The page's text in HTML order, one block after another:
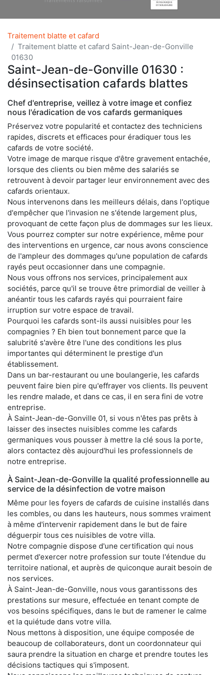
Traitement blatte et cafard
Traitement blatte et cafard Saint-Jean-de-Gonville
01630
Saint-Jean-de-Gonville 01630 :
désinsectisation cafards blattes
Chef d'entreprise, veillez à votre image et confiez
nous l'éradication de vos cafards germaniques
Préservez votre popularité et contactez des techniciens
rapides, discrets et efficaces pour éradiquer tous les
cafards de votre société.
Votre image de marque risque d'être gravement entachée,
lorsque des clients ou bien même des salariés se
retrouvent à devoir partager leur environnement avec des
cafards orientaux.
Nous intervenons dans les meilleurs délais, dans l'optique
d'empêcher que l'invasion ne s'étende largement plus,
provoquant de cette façon plus de dommages sur les lieux.
Vous pourrez compter sur notre expérience, même pour
des interventions en urgence, car nous avons conscience
de l'ampleur des dommages qu'une population de cafards
rayés peut occasionner dans une compagnie.
Nous vous offrons nos services, principalement aux
sociétés, parce qu'il se trouve être primordial de veiller à
anéantir tous les cafards rayés qui pourraient faire
irruption sur votre espace de travail.
Pourquoi les cafards sont-ils aussi nuisibles pour les
compagnies ? Eh bien tout bonnement parce que la
salubrité s'avère être l'une des conditions les plus
importantes qui déterminent le prestige d'un
établissement.
Dans un bar-restaurant ou une boulangerie, les cafards
peuvent faire bien pire qu'effrayer vos clients. Ils peuvent
les rendre malade, et dans ce cas, il en sera fini de votre
entreprise.
À Saint-Jean-de-Gonville 01, si vous n'êtes pas prêts à
laisser des insectes nuisibles comme les cafards
germaniques vous pousser à mettre la clé sous la porte,
alors contactez dès aujourd'hui les professionnels de
notre entreprise.
À Saint-Jean-de-Gonville la qualité professionnelle au
service de la désinfection de votre maison
Même pour les foyers de cafards de cuisine installés dans
les combles, ou dans les hauteurs, nous sommes vraiment
à même d'intervenir rapidement dans le but de faire
déguerpir tous ces nuisibles de votre villa.
Notre compagnie dispose d'une certification qui nous
permet d'exercer notre profession sur toute l'étendue du
territoire national, et auprès de quiconque aurait besoin de
nos services.
À Saint-Jean-de-Gonville, nous vous garantissons des
prestations sur mesure, effectuée en tenant compte de
vos besoins spécifiques, dans le but de ramener le calme
et la quiétude dans votre villa.
Nous mettons à disposition, une équipe composée de
beaucoup de collaborateurs, dont un coordonnateur qui
saura prendre la situation en charge et prendre toutes les
décisions tactiques qui s'imposent.